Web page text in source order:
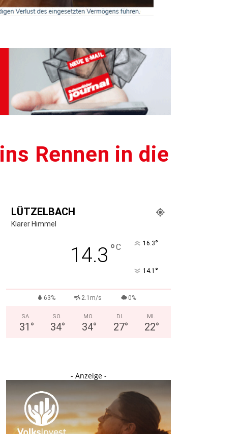
Rennen in die
LÜTZELBACH
Klarer Himmel
14.3 °C 16.3°
14.1 °
63% 2.1m/s 0%
SA.
31 °
SO.
34°
MO.
34°
DI.
27°
MI.
22°
- Anzeige -